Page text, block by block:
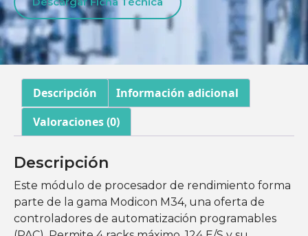
Descripción
Información adicional
Valoraciones (0)
Descripción
Este módulo de procesador de rendimiento forma
parte de la gama Modicon M34, una oferta de
controladores de automatización programables